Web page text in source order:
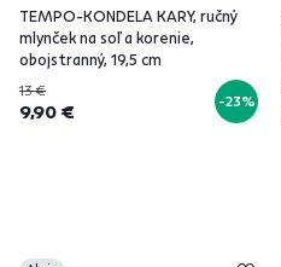
TEMPO-KONDELA KARY, ručný
mlynček na soľ a korenie,
obojstranný, 19,5 cm
13 €
9,90 € -23%